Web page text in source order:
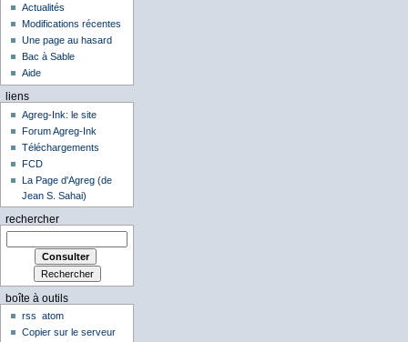
Actualités
Modifications récentes
Une page au hasard
Bac à Sable
Aide
liens
Agreg-Ink: le site
Forum Agreg-Ink
Téléchargements
FCD
La Page d'Agreg (de
Jean S. Sahai)
rechercher
boîte à outils
rss
atom
Copier sur le serveur